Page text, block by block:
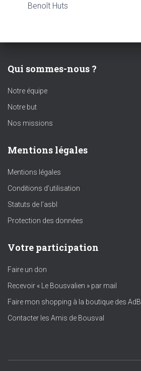
Benoît Huts
Qui sommes-nous ?
Notre équipe
Notre but
Nos missions
Mentions légales
Mentions légales
Conditions d’utilisation
Statuts de l’asbl
Protection des données
Votre participation
Faire un don
Recevoir « Le Bousvalien » par mail
Faire mon shopping à la boutique des AdB
Contacter les Amis de Bousval